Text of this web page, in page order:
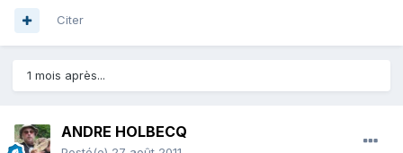
Citer
1 mois après...
ANDRE HOLBECQ